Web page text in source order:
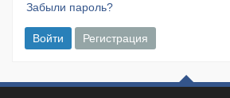
Забыли пароль?
Войти Регистрация